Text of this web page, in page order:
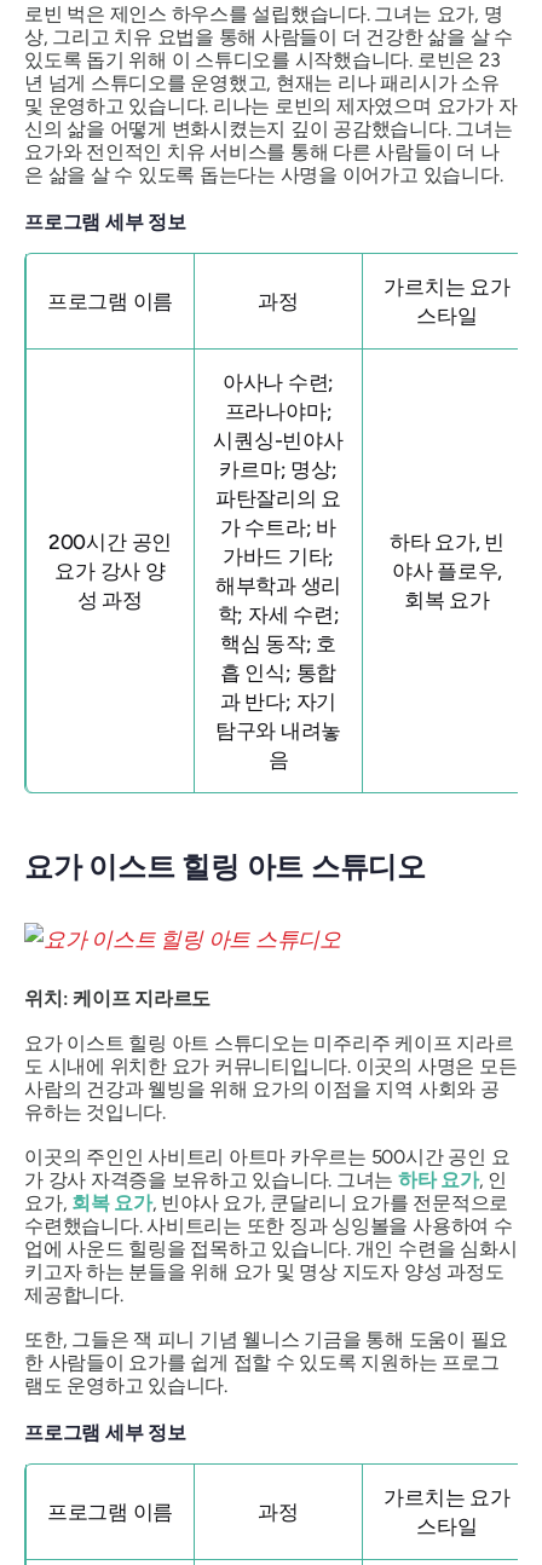
로빈 벅은 제인스 하우스를 설립했습니다. 그녀는 요가, 명
상, 그리고 치유 요법을 통해 사람들이 더 건강한 삶을 살 수
있도록 돕기 위해 이 스튜디오를 시작했습니다. 로빈은 23
년 넘게 스튜디오를 운영했고, 현재는 리나 패리시가 소유
및 운영하고 있습니다. 리나는 로빈의 제자였으며 요가가 자
신의 삶을 어떻게 변화시켰는지 깊이 공감했습니다. 그녀는
요가와 전인적인 치유 서비스를 통해 다른 사람들이 더 나
은 삶을 살 수 있도록 돕는다는 사명을 이어가고 있습니다.
프로그램 세부 정보
프로그램 이름 과정
가르치는 요가
스타일
200시간 공인
요가 강사 양
성 과정
아사나 수련;
프라나야마;
시퀀싱-빈야사
카르마; 명상;
파탄잘리의 요
가 수트라; 바
가바드 기타;
해부학과 생리
학; 자세 수련;
핵심 동작; 호
흡 인식; 통합
과 반다; 자기
탐구와 내려놓
음
하타 요가, 빈
야사 플로우,
회복 요가
요가 이스트 힐링 아트 스튜디오
위치: 케이프 지라르도
요가 이스트 힐링 아트 스튜디오는 미주리주 케이프 지라르
도 시내에 위치한 요가 커뮤니티입니다. 이곳의 사명은 모든
사람의 건강과 웰빙을 위해 요가의 이점을 지역 사회와 공
유하는 것입니다.
이곳의 주인인 사비트리 아트마 카우르는 500시간 공인 요
가 강사 자격증을 보유하고 있습니다. 그녀는 하타 요가, 인
요가, 회복 요가, 빈야사 요가, 쿤달리니 요가를 전문적으로
수련했습니다. 사비트리는 또한 징과 싱잉볼을 사용하여 수
업에 사운드 힐링을 접목하고 있습니다. 개인 수련을 심화시
키고자 하는 분들을 위해 요가 및 명상 지도자 양성 과정도
제공합니다.
또한, 그들은 잭 피니 기념 웰니스 기금을 통해 도움이 필요
한 사람들이 요가를 쉽게 접할 수 있도록 지원하는 프로그
램도 운영하고 있습니다.
프로그램 세부 정보
프로그램 이름 과정
가르치는 요가
스타일